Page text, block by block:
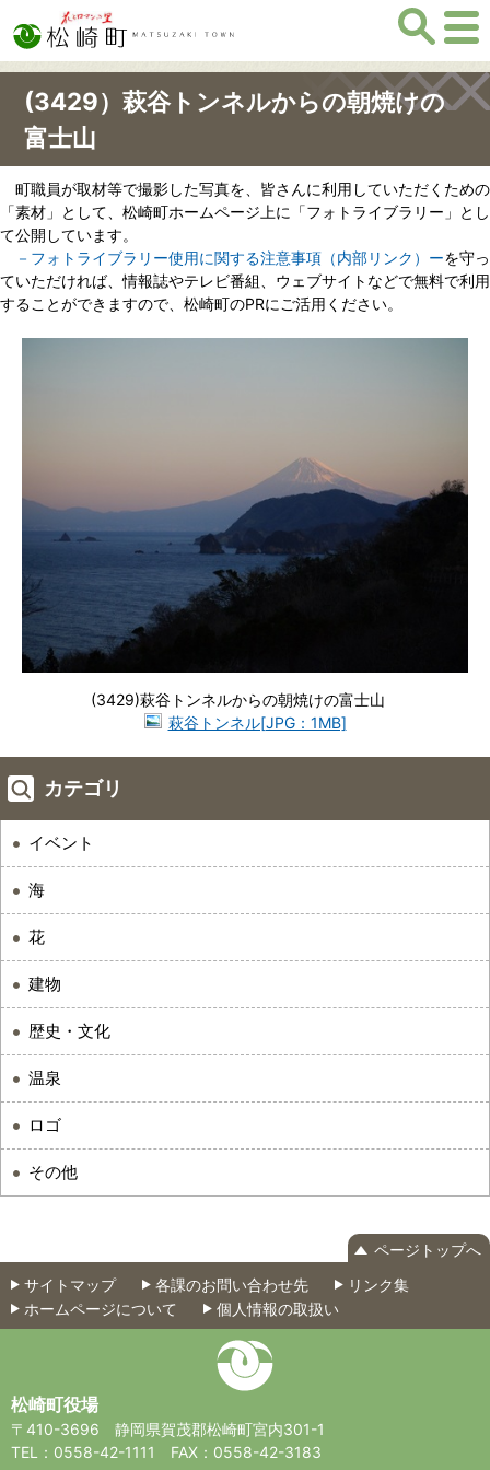
(3429）萩谷トンネルからの朝焼けの
富士山
町職員が取材等で撮影した写真を、皆さんに利用していただくための
「素材」として、松崎町ホームページ上に「フォトライブラリー」とし
て公開しています。
－フォトライブラリー使用に関する注意事項（内部リンク）ーを守っ
ていただければ、情報誌やテレビ番組、ウェブサイトなどで無料で利用
することができますので、松崎町のPRにご活用ください。
(3429)萩谷トンネルからの朝焼けの富士山
萩谷トンネル[JPG：1MB]
カテゴリ
イベント
海
花
建物
歴史・文化
温泉
ロゴ
その他
ページトップへ
サイトマップ
各課のお問い合わせ先
リンク集
ホームページについて
個人情報の取扱い
松崎町役場
〒410-3696
静岡県賀茂郡松崎町宮内301-1
TEL：0558-42-1111
FAX：0558-42-3183